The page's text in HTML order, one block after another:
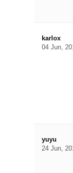
karlox
04 Jun,
yuyu
24 Jun,